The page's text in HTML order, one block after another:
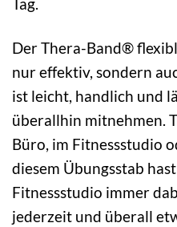
Tag.
Der Thera-Band®
nur effektiv, sondern
ist leicht, handlich und
überallhin mitnehmen.
Büro, im Fitnessstudio
diesem Übungsstab
Fitnessstudio immer
jederzeit und überall